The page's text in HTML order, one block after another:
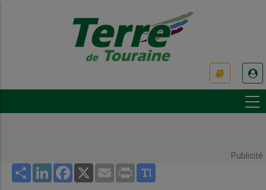
Publicité
Share LinkedInFacebook
X Email Print